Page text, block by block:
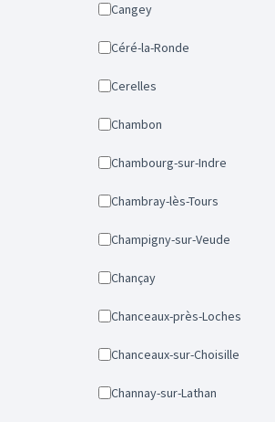
Cangey
Céré-la-Ronde
Cerelles
Chambon
Chambourg-sur-Indre
Chambray-lès-Tours
Champigny-sur-Veude
Chançay
Chanceaux-près-Loches
Chanceaux-sur-Choisille
Channay-sur-Lathan